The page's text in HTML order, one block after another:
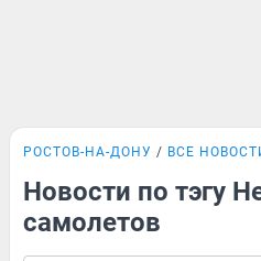
РОСТОВ-НА-ДОНУ ВСЕ
Новости по тэгу
самолетов